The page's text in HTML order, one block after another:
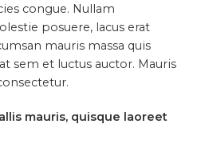
congue. Nullam
posuere, lacus erat
mauris massa quis
sem et luctus auctor. Mauris
mauris, quisque laoreet